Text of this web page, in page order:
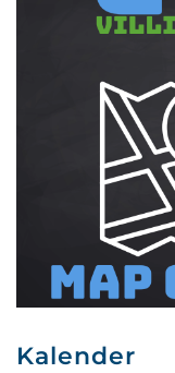
Kalender